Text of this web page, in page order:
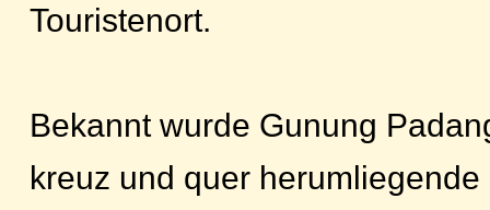
Touristenort.
Bekannt wurde Gunung
kreuz und quer